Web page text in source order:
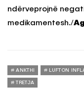
ndërveprojnë
medikamentesh./
ANKTHI LUFTON
TRETJA